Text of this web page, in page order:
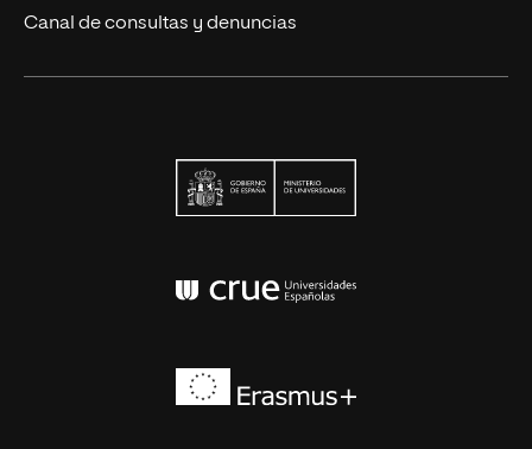
Canal de consultas y denuncias